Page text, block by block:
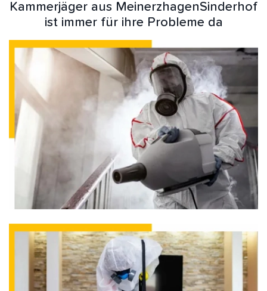
Kammerjäger aus MeinerzhagenSinderhof
ist immer für ihre Probleme da